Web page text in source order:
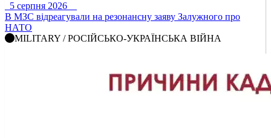
5 серпня 2026
В МЗС відреагували на резонансну заяву Залужного про
НАТО
MILITARY / РОСІЙСЬКО-УКРАЇНСЬКА ВІЙНА